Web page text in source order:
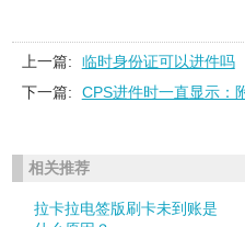
上一篇:
临时身份证可以进件吗
下一篇:
CPS进件时一直显示：
相关推荐
拉卡拉电签版刷卡未到账是